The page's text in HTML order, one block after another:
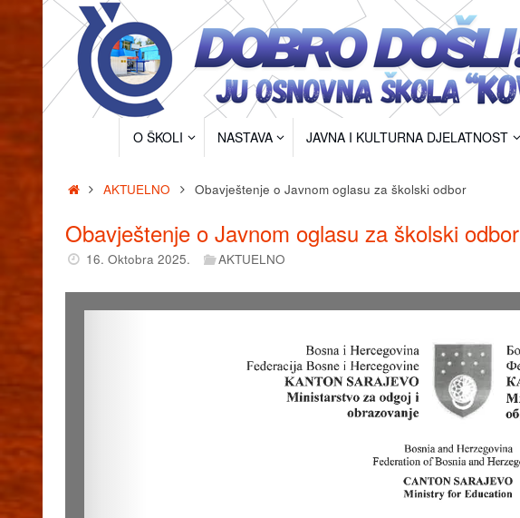
O ŠKOLI NASTAVA JAVNA I KULTURNA DJELATNOST
HomeAKTUELNO Obavještenje o Javnom oglasu za školski odbor
Obavještenje o Javnom oglasu za školski odbor
16. Oktobra 2025. AKTUELNO